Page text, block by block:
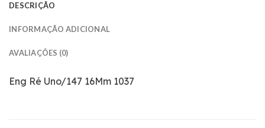
DESCRIÇÃO
INFORMAÇÃO ADICIONAL
AVALIAÇÕES (0)
Eng Ré Uno/147 16Mm 1037